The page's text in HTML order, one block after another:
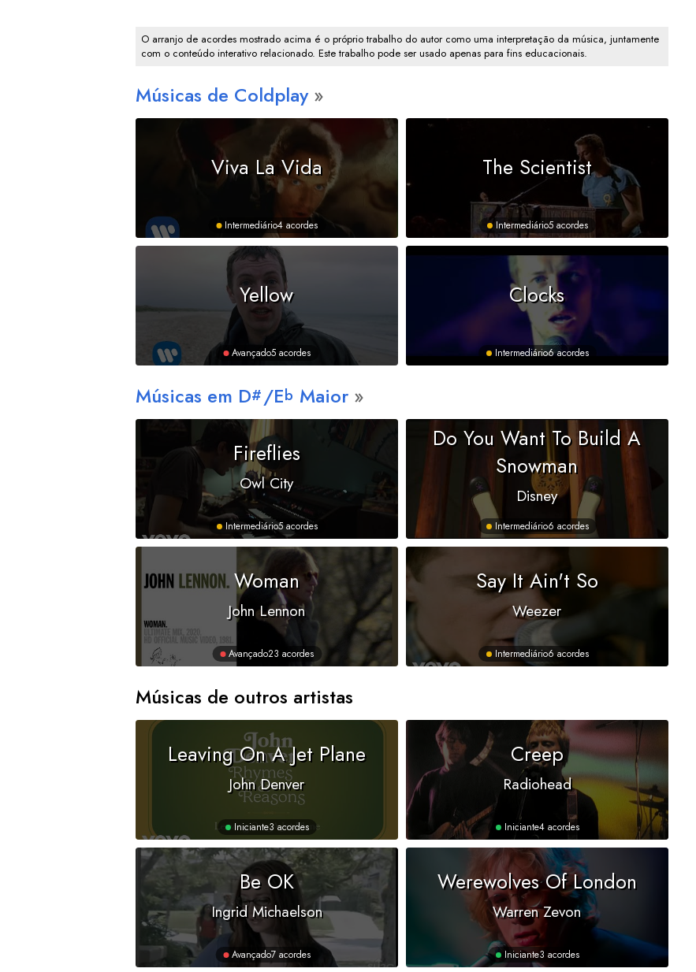
O arranjo de acordes mostrado acima é o próprio trabalho do autor como uma interpretação da música, juntamente
com o conteúdo interativo relacionado. Este trabalho pode ser usado apenas para fins educacionais.
Músicas de Coldplay
Viva La Vida
Intermediário4 acordes
The Scientist
Intermediário5 acordes
Yellow
Avançado5 acordes
Clocks
Intermediário6 acordes
Músicas em D#/Eb Maior
Fireflies
Owl City
Intermediário5 acordes
Do You Want To Build A
Snowman
Disney
Intermediário6 acordes
Woman
John Lennon
Avançado23 acordes
Say It Ain't So
Weezer
Intermediário6 acordes
Músicas de outros artistas
Leaving On A Jet Plane
John Denver
Iniciante3 acordes
Creep
Radiohead
Iniciante4 acordes
Be OK
Ingrid Michaelson
Avançado7 acordes
Werewolves Of London
Warren Zevon
Iniciante3 acordes